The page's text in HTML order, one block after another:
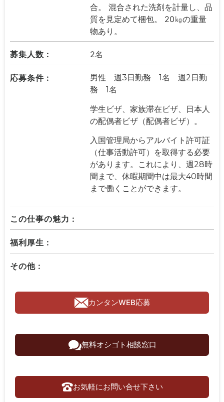
合。 混合された洗剤を計量し、品
質を見定めて梱包。 20㎏の重量
物あり。
募集人数 : 2名
応募条件 :
男性 週3日勤務 1名 週2日勤
務 1名
学生ビザ、家族滞在ビザ、日本人
の配偶者ビザ（配偶者ビザ）。
入国管理局からアルバイト許可証
（仕事活動許可）を取得する必要
があります。これにより、週28時
間まで、休暇期間中は最大40時間
まで働くことができます。
この仕事の魅力 :
福利厚生 :
その他 :
カンタンWEB応募
無料オシゴト相談窓口
お気軽にお問い合せ下さい